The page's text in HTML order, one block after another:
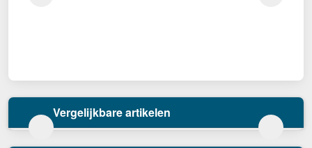
Vergelijkbare artikelen